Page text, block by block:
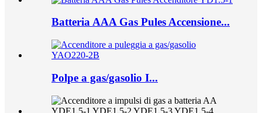
Batteria AAA Gas Pules Accensione...
Polpe a gas/gasolio I...